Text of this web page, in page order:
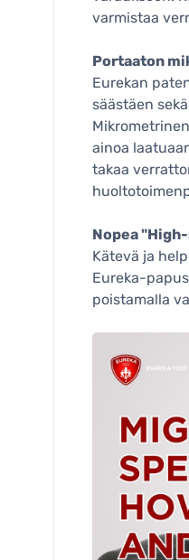
varmistaa
Portaaton
Eurekan
säästäen
ainoa
takaa
Nopea
Kätevä ja
Eureka-
poistamalla